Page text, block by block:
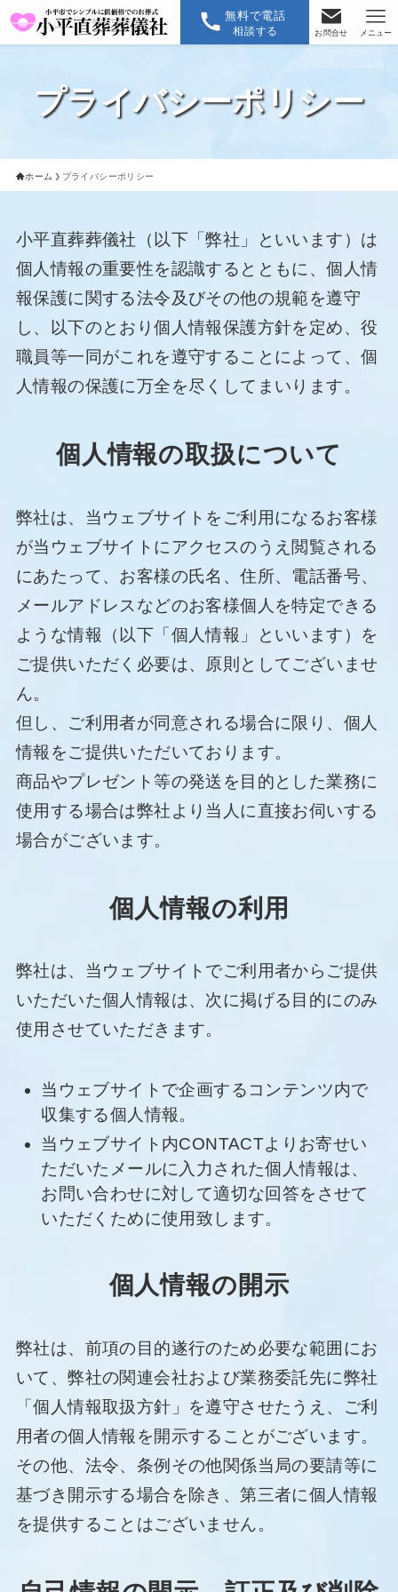
無料で電話
相談する お問合せ メニュー
プライバシーポリシー
ホーム プライバシーポリシー
小平直葬葬儀社（以下「弊社」といいます）は
個人情報の重要性を認識するとともに、個人情
報保護に関する法令及びその他の規範を遵守
し、以下のとおり個人情報保護方針を定め、役
職員等一同がこれを遵守することによって、個
人情報の保護に万全を尽くしてまいります。
個人情報の取扱について
弊社は、当ウェブサイトをご利用になるお客様
が当ウェブサイトにアクセスのうえ閲覧される
にあたって、お客様の氏名、住所、電話番号、
メールアドレスなどのお客様個人を特定できる
ような情報（以下「個人情報」といいます）を
ご提供いただく必要は、原則としてございませ
ん。
但し、ご利用者が同意される場合に限り、個人
情報をご提供いただいております。
商品やプレゼント等の発送を目的とした業務に
使用する場合は弊社より当人に直接お伺いする
場合がございます。
個人情報の利用
弊社は、当ウェブサイトでご利用者からご提供
いただいた個人情報は、次に掲げる目的にのみ
使用させていただきます。
当ウェブサイトで企画するコンテンツ内で
収集する個人情報。
当ウェブサイト内CONTACTよりお寄せい
ただいたメールに入力された個人情報は、
お問い合わせに対して適切な回答をさせて
いただくために使用致します。
個人情報の開示
弊社は、前項の目的遂行のため必要な範囲にお
いて、弊社の関連会社および業務委託先に弊社
「個人情報取扱方針」を遵守させたうえ、ご利
用者の個人情報を開示することがございます。
その他、法令、条例その他関係当局の要請等に
基づき開示する場合を除き、第三者に個人情報
を提供することはございません。